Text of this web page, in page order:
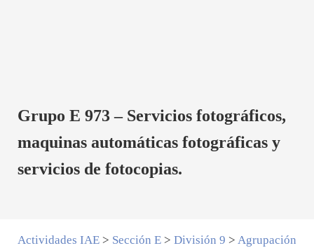
Grupo E 973 – Servicios fotográficos,
maquinas automáticas fotográficas y
servicios de fotocopias.
Actividades IAE> Sección E> División 9 > Agrupación